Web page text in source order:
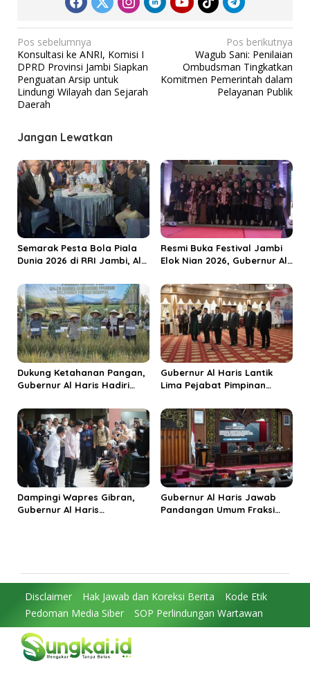
N
a
v
i
a
s
i
p
o
s
Pos sebelumnya
Konsultasi ke ANRI, Komisi I
DPRD Provinsi Jambi Siapkan
Penguatan Arsip untuk
Lindungi Wilayah dan Sejarah
Daerah
Pos berikutnya
Wagub Sani: Penilaian
Ombudsman Tingkatkan
Komitmen Pemerintah dalam
Pelayanan Publik
Jangan Lewatkan
Semarak Pesta Bola Piala
Dunia 2026 di RRI Jambi, Al
Ekonomi Rakyat
Resmi Buka Festival Jambi
Elok Nian 2026, Gubernur Al
Jadi Destinasi Wisata
Budaya Unggulan
Dukung Ketahanan Pangan,
Gubernur Al Haris Hadiri
Kabupaten Tanjungjabung
Timur
Gubernur Al Haris Lantik
Lima Pejabat Pimpinan
Penguatan Kinerja dan
Integritas
Dampingi Wapres Gibran,
Gubernur Al Haris
Gubernur Al Haris Jawab
Pandangan Umum Fraksi
Disclaimer Hak Jawab dan Koreksi Berita
Kode Etik
Pedoman Media Siber
SOP Perlindungan Wartawan